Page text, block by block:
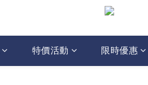
特價活動 限時優惠